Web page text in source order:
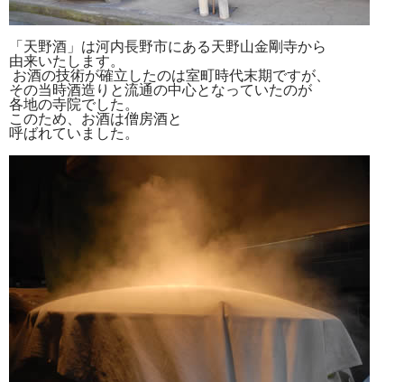
「天野酒」は河内長野市にある天野山金剛寺から
由来いたします。
お酒の技術が確立したのは室町時代末期ですが、
その当時酒造りと流通の中心となっていたのが
各地の寺院でした。
このため、お酒は僧房酒と
呼ばれていました。